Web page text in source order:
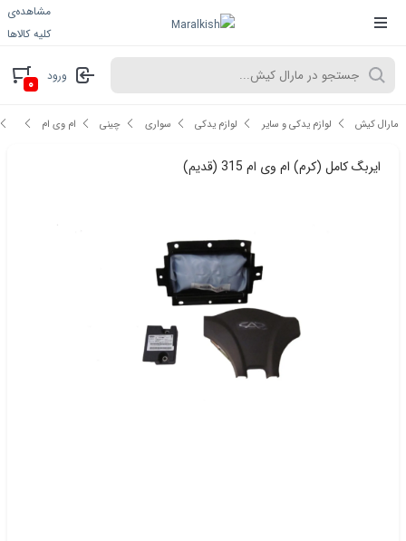
مشاهده‌ی
کلیه کالاها
ورود ۰
مارال کیش لوازم یدکی و سایر لوازم یدکی سواری چینی ام وی ام
ایربگ کامل (کرم) ام وی ام 315 (قدیم)